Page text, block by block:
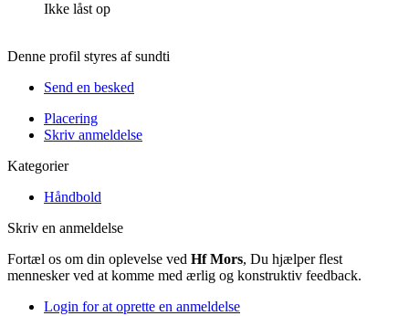
Ikke låst op
Denne profil styres af sundti
Send en besked
Placering
Skriv anmeldelse
Kategorier
Håndbold
Skriv en anmeldelse
Fortæl os om din oplevelse ved Hf Mors, Du hjælper flest
mennesker ved at komme med ærlig og konstruktiv feedback.
Login for at oprette en anmeldelse